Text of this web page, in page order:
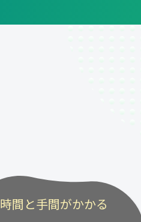
時間と手間がかかる